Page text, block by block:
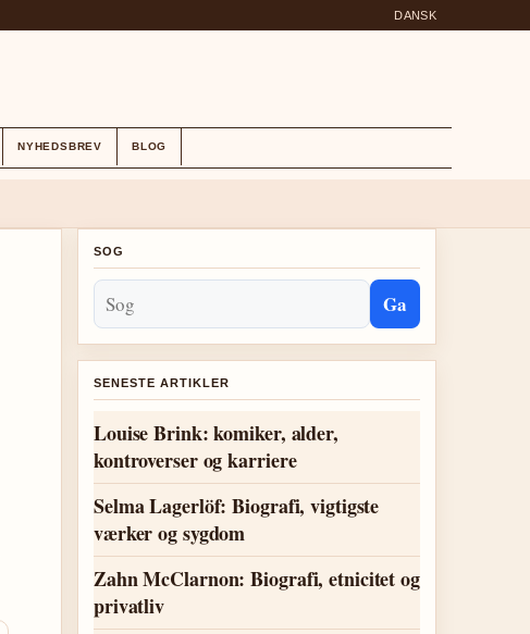
DANSK
NYHEDSBREV BLOG
SOG
Ga
SENESTE ARTIKLER
Louise Brink: komiker, alder,
kontroverser og karriere
Selma Lagerlöf: Biografi, vigtigste
værker og sygdom
Zahn McClarnon: Biografi, etnicitet og
privatliv